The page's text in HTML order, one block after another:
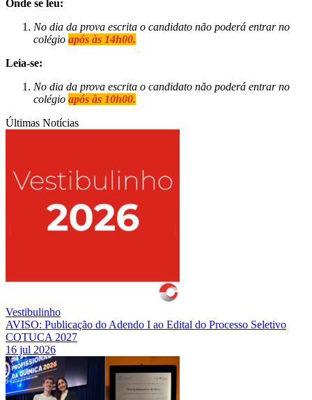
Onde se leu:
No dia da prova escrita o candidato não poderá entrar no
colégio após às 14h00.
Leia-se:
No dia da prova escrita o candidato não poderá entrar no
colégio após às 10h00.
Últimas Notícias
Vestibulinho
AVISO: Publicação do Adendo I ao Edital do Processo Seletivo
COTUCA 2027
16 jul 2026